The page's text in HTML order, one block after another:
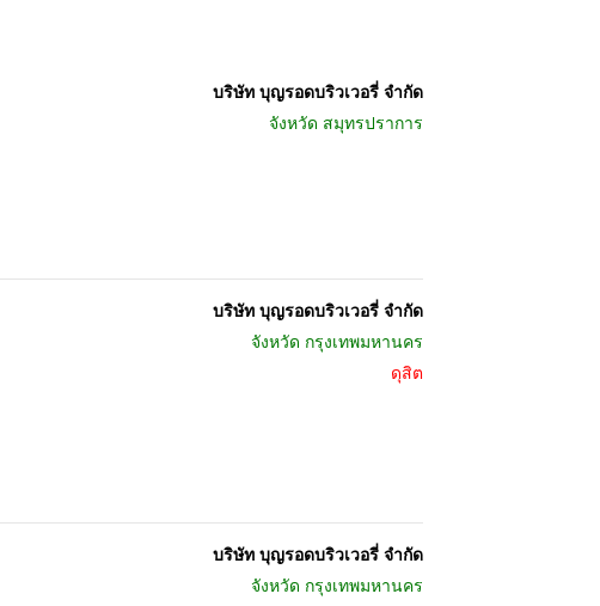
บริษัท บุญรอดบริวเวอรี่ จำกัด
จังหวัด สมุทรปราการ
บริษัท บุญรอดบริวเวอรี่ จำกัด
จังหวัด กรุงเทพมหานคร
ดุสิต
บริษัท บุญรอดบริวเวอรี่ จำกัด
จังหวัด กรุงเทพมหานคร